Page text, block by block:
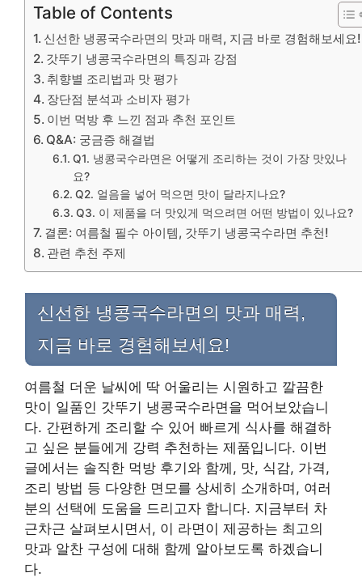
Table of Contents
신선한 냉콩국수라면의 맛과 매력, 지금 바로 경험해보세요!
갓뚜기 냉콩국수라면의 특징과 강점
취향별 조리법과 맛 평가
장단점 분석과 소비자 평가
이번 먹방 후 느낀 점과 추천 포인트
Q&A: 궁금증 해결법
Q1. 냉콩국수라면은 어떻게 조리하는 것이 가장 맛있나
요?
Q2. 얼음을 넣어 먹으면 맛이 달라지나요?
Q3. 이 제품을 더 맛있게 먹으려면 어떤 방법이 있나요?
결론: 여름철 필수 아이템, 갓뚜기 냉콩국수라면 추천!
관련 추천 주제
신선한 냉콩국수라면의 맛과 매력,
지금 바로 경험해보세요!
여름철 더운 날씨에 딱 어울리는 시원하고 깔끔한
맛이 일품인 갓뚜기 냉콩국수라면을 먹어보았습니
다. 간편하게 조리할 수 있어 빠르게 식사를 해결하
고 싶은 분들에게 강력 추천하는 제품입니다. 이번
글에서는 솔직한 먹방 후기와 함께, 맛, 식감, 가격,
조리 방법 등 다양한 면모를 상세히 소개하며, 여러
분의 선택에 도움을 드리고자 합니다. 지금부터 차
근차근 살펴보시면서, 이 라면이 제공하는 최고의
맛과 알찬 구성에 대해 함께 알아보도록 하겠습니
다.